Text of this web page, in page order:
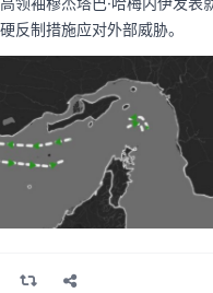
反制措施应对外部威胁。